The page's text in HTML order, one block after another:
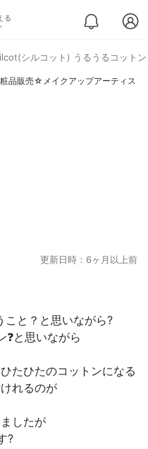
る
シルコット) うるうるコットン
品販売☆メイクアップアーティス
更新日時：6ヶ月以上前
こと？と思いながら?
❓と思いながら
たひたのコットンになる
れるのが
したが
?